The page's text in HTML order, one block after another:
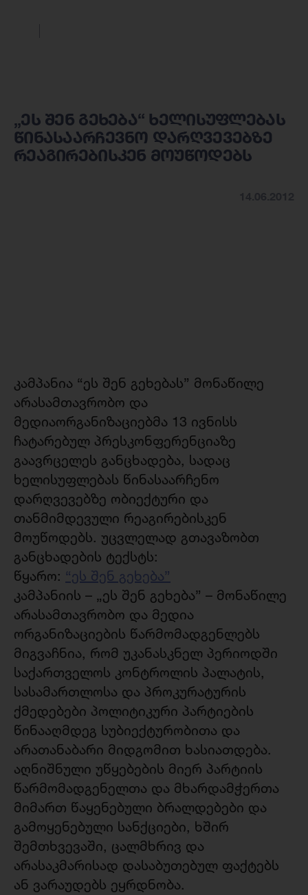
„ეს შენ გეხება“ ხელისუფლებას
წინასაარჩევნო დარღვევებზე
რეაგირებისკენ მოუწოდებს
კამპანია “ეს შენ გეხებას” მონაწილე
არასამთავრობო და
მედიაორგანიზაციებმა 13 ივნისს
ჩატარებულ პრესკონფერენციაზე
გაავრცელეს განცხადება, სადაც
ხელისუფლებას წინასაარჩენო
დარღვევებზე ობიექტური და
თანმიმდევული რეაგირებისკენ
მოუწოდებს. უცვლელად გთავაზობთ
განცხადების ტექსტს:
წყარო: “ეს შენ გეხება”
კამპანიის – „ეს შენ გეხება” – მონაწილე
არასამთავრობო და მედია
ორგანიზაციების წარმომადგენლებს
მიგვაჩნია, რომ უკანასკნელ პერიოდში
საქართველოს კონტროლის პალატის,
სასამართლოსა და პროკურატურის
ქმედებები პოლიტიკური პარტიების
წინააღმდეგ სუბიექტურობითა და
არათანაბარი მიდგომით ხასიათდება.
აღნიშნული უწყებების მიერ პარტიის
წარმომადგენელთა და მხარდამჭერთა
მიმართ წაყენებული ბრალდებები და
გამოყენებული სანქციები, ხშირ
შემთხვევაში, ცალმხრივ და
არასაკმარისად დასაბუთებულ ფაქტებს
ან ვარაუდებს ეყრდნობა.